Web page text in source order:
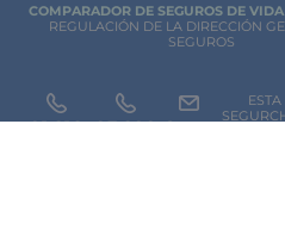
COMPARADOR DE SEGUROS DE VIDA
REGULACIÓN DE LA DIRECCIÓN
SEGUROS
ESTA
91 218 93 299 Contacto